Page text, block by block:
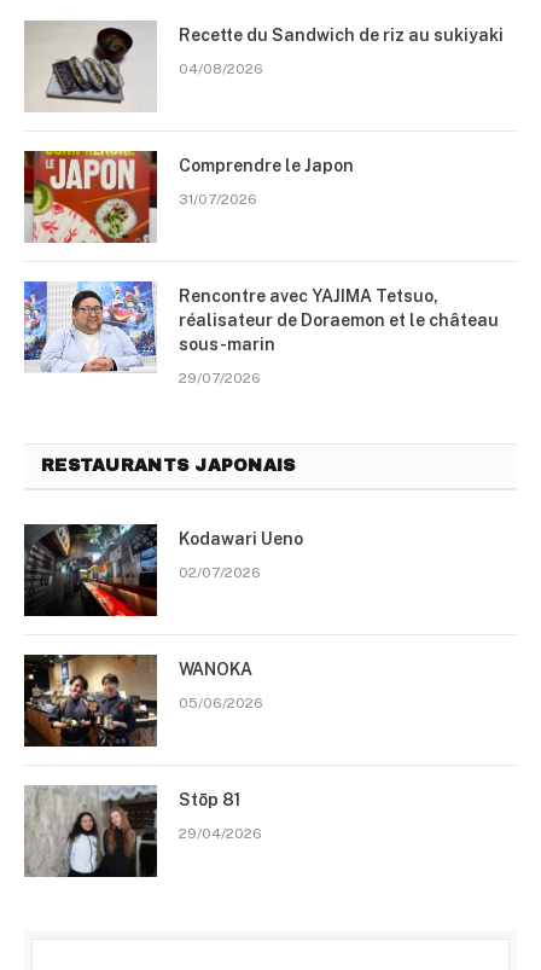
Recette du Sandwich de riz au sukiyaki
04/08/2026
Comprendre le Japon
31/07/2026
Rencontre avec YAJIMA Tetsuo,
réalisateur de Doraemon et le château
sous-marin
29/07/2026
RESTAURANTS JAPONAIS
Kodawari Ueno
02/07/2026
WANOKA
05/06/2026
Stōp 81
29/04/2026